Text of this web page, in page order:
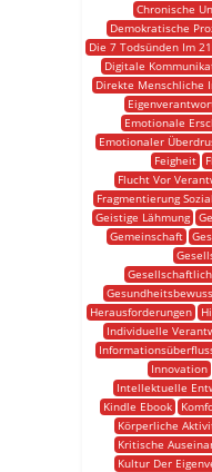
Chronische
Demokratische
Die 7 Todsünden Im
Digitale
Direkte Menschliche
Emotionale
Emotionaler
Feigheit
Flucht Vor
Fragmentierung
Geistige Lähmung
Gemeinschaft
Herausforderungen
Individuelle
Innovation
Intellektuelle
Kindle Ebook
Körperliche
Kritische
Kultur Der